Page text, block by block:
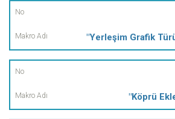
"Yerleşim Grafik
"Köprü